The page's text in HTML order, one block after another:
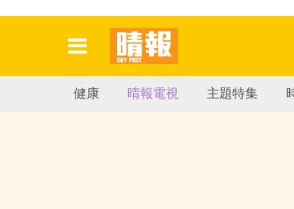
健康 晴報電視 主題特集